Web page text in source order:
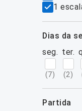
1
dias da
seg.
(7)
ter.
(2)
partida